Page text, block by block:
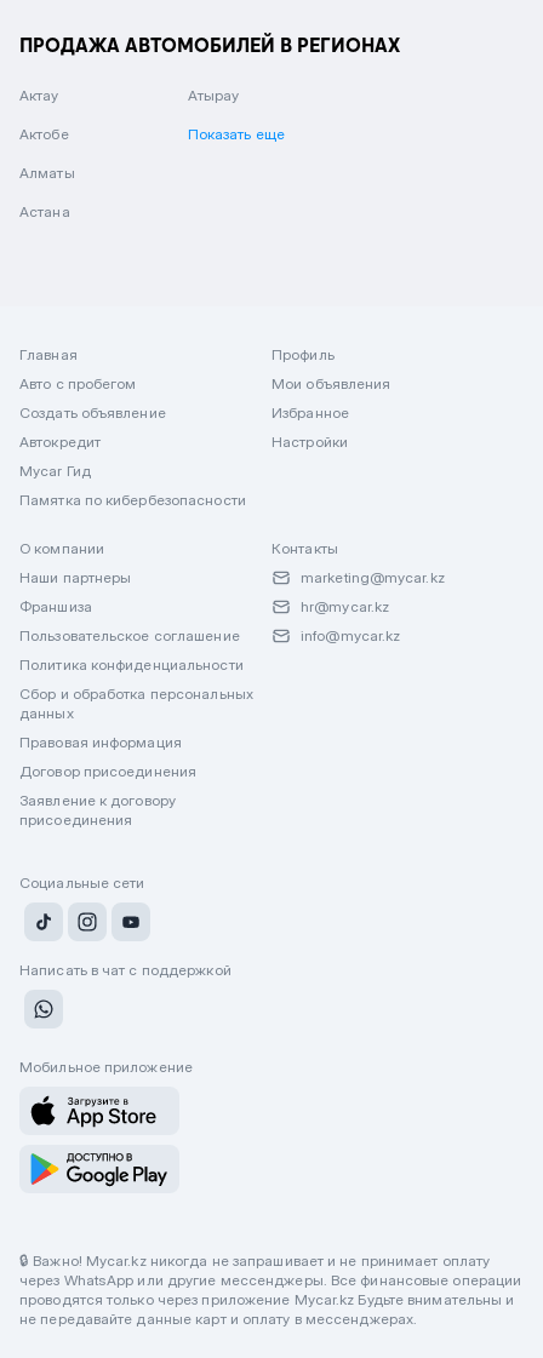
ПРОДАЖА АВТОМОБИЛЕЙ В РЕГИОНАХ
Актау
Актобе
Алматы
Астана
Атырау
Показать еще
Главная
Авто с пробегом
Создать объявление
Автокредит
Mycar Гид
Памятка по кибербезопасности
Профиль
Мои объявления
Избранное
Настройки
О компании
Наши партнеры
Франшиза
Пользовательское соглашение
Политика конфиденциальности
Сбор и обработка персональных
данных
Правовая информация
Договор присоединения
Заявление к договору
присоединения
Контакты
marketing@mycar.kz
hr@mycar.kz
info@mycar.kz
Социальные сети
Написать в чат с поддержкой
Мобильное приложение
🔒 Важно! Mycar.kz никогда не запрашивает и не принимает оплату
через WhatsApp или другие мессенджеры. Все финансовые операции
проводятся только через приложение Mycar.kz Будьте внимательны и
не передавайте данные карт и оплату в мессенджерах.